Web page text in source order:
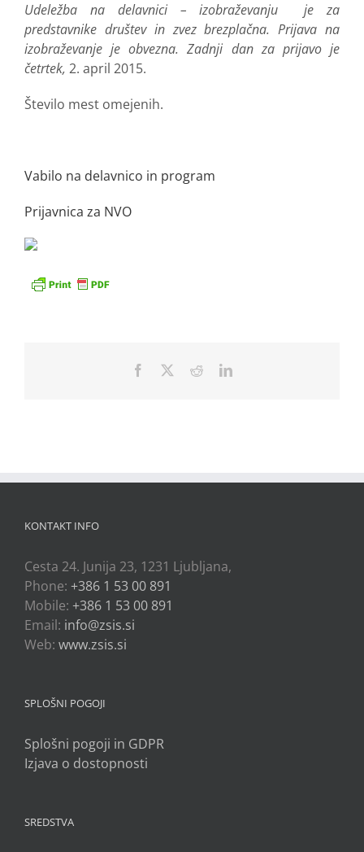
Udeležba na delavnici – izobraževanju je za
predstavnike društev in zvez brezplačna. Prijava na
izobraževanje je obvezna. Zadnji dan za prijavo je
četrtek, 2. april 2015.
Število mest omejenih.
Vabilo na delavnico in program
Prijavnica za NVO
Facebook RedditLinkedIn
KONTAKT INFO
Cesta 24. Junija 23, 1231 Ljubljana,
Phone: +386 1 53 00 891
Mobile: +386 1 53 00 891
Email: info@zsis.si
Web: www.zsis.si
SPLOŠNI POGOJI
Splošni pogoji in GDPR
Izjava o dostopnosti
SREDSTVA